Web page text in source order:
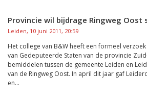
Provincie wil bijdrage Ringweg Oost
Leiden, 10 juni 2011, 20:59
Het college van B&W heeft een formeel
van Gedeputeerde Staten van de provincie
bemiddelen tussen de gemeente Leiden en
van de Ringweg Oost. In april dit jaar gaf
en...